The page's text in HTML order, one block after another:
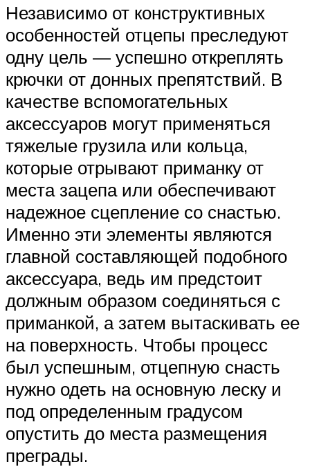
Независимо от конструктивных
особенностей отцепы преследуют
одну цель — успешно откреплять
крючки от донных препятствий. В
качестве вспомогательных
аксессуаров могут применяться
тяжелые грузила или кольца,
которые отрывают приманку от
места зацепа или обеспечивают
надежное сцепление со снастью.
Именно эти элементы являются
главной составляющей подобного
аксессуара, ведь им предстоит
должным образом соединяться с
приманкой, а затем вытаскивать ее
на поверхность. Чтобы процесс
был успешным, отцепную снасть
нужно одеть на основную леску и
под определенным градусом
опустить до места размещения
преграды.